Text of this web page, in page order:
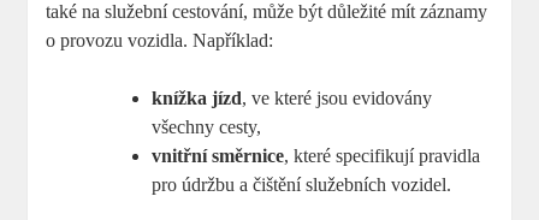
také na služební cestování, může být důležité mít záznamy
o provozu vozidla. Například:
knížka jízd, ve které jsou evidovány
všechny cesty,
vnitřní směrnice, které specifikují pravidla
pro údržbu a čištění služebních vozidel.